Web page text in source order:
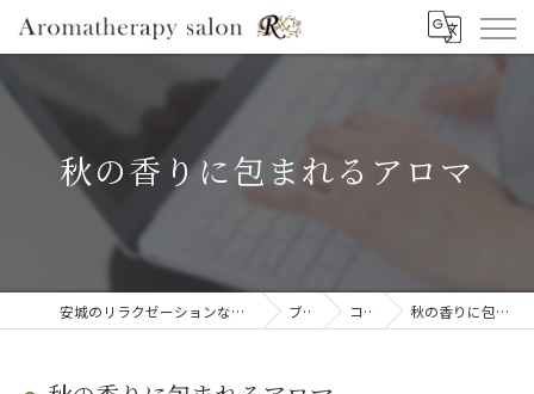
秋の香りに包まれるアロマ
安城のリラクゼーションならAromatherapy salon R ブログ コラム 秋の香りに包まれるアロマ